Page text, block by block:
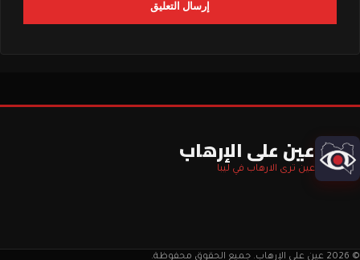
عين على الإرهاب
عين ترى الارهاب في ليبا
© 2026 عين على الإرهاب. جميع الحقوق محفوظة.